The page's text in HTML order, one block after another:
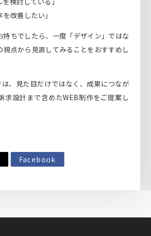
を改善したい」
持ちでしたら、一度「デザイン」ではな
視点から見直してみることをおすすめし
、見た目だけではなく、成果につなが
求設計まで含めたWEB制作をご提案し
Facebook